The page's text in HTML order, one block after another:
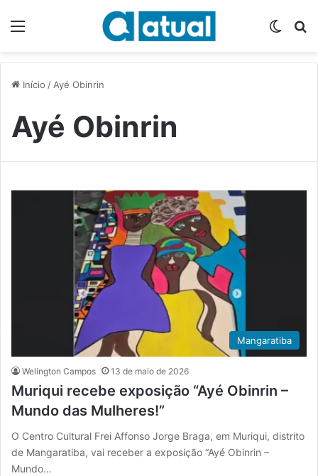
Início / Ayé Obinrin
Ayé Obinrin
Mangaratiba
Welington Campos 13 de maio de 2026
Muriqui recebe exposição “Ayé Obinrin –
Mundo das Mulheres!”
O Centro Cultural Frei Affonso Jorge Braga, em Muriqui, distrito
de Mangaratiba, vai receber a exposição “Ayé Obinrin –
Mundo…